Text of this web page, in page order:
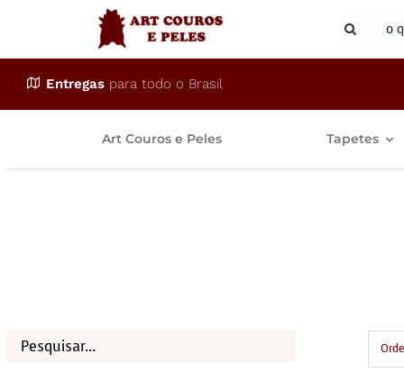
conteúdo
Buscar
Entregas para todo o Brasil
Art Couros e Peles Tapetes